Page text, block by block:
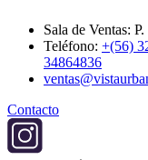
Sala de Ventas:
Teléfono: +(56)
34864836
Contacto